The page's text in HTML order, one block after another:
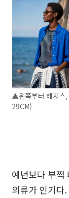
▲왼쪽부터 헤지스,
29CM)
예년보다 부쩍
의류가 인기다